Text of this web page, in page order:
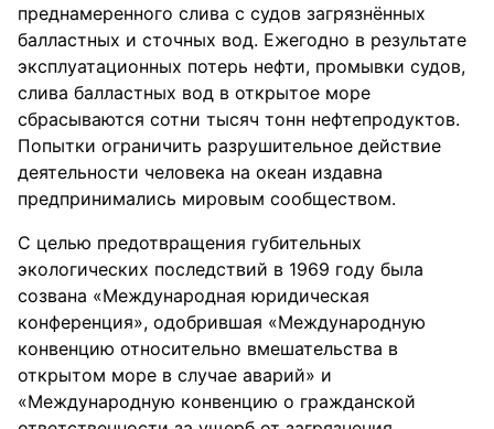
преднамеренного слива с судов загрязнённых
балластных и сточных вод. Ежегодно в результате
эксплуатационных потерь нефти, промывки судов,
слива балластных вод в открытое море
сбрасываются сотни тысяч тонн нефтепродуктов.
Попытки ограничить разрушительное действие
деятельности человека на океан издавна
предпринимались мировым сообществом.
С целью предотвращения губительных
экологических последствий в 1969 году была
созвана «Международная юридическая
конференция», одобрившая «Международную
конвенцию относительно вмешательства в
открытом море в случае аварий» и
«Международную конвенцию о гражданской